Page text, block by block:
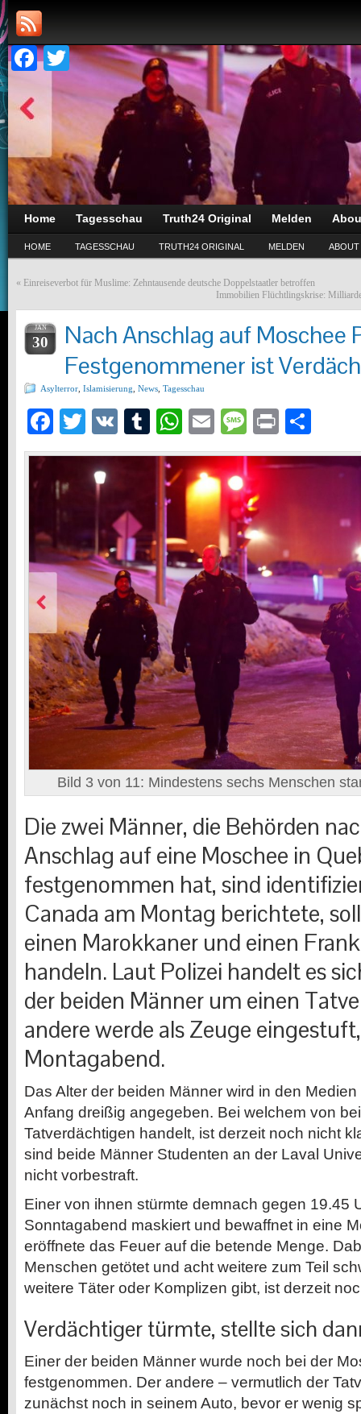
Facebook
Twitter
Home Tagesschau Truth24 Original Melden
HOME TAGESSCHAU TRUTH24 ORIGINAL MELDEN ABOUT
« Einreiseverbot für Muslime: Zehntausende deutsche Doppelstaatler betroffen
Immobilien Flüchtlingskrise:
JAN
30
Nach Anschlag auf Moschee
Festgenommener ist
Asylterror Islamisierung News Tagesschau
Facebook
Twitter
VK Tumblr
WhatsApp
EmailMessage
Print
Bild 3 von 11: Mindestens sechs Menschen
Die zwei Männer, die Behörden
Anschlag auf eine Moschee in
festgenommen hat, sind
Canada am Montag berichtete,
einen Marokkaner und einen
handeln. Laut Polizei handelt es
der beiden Männer um einen
andere werde als Zeuge
Montagabend.
Das Alter der beiden Männer wird in den
Anfang dreißig angegeben. Bei welchem von
Tatverdächtigen handelt, ist derzeit noch nicht
sind beide Männer Studenten an der Laval
nicht vorbestraft.
Einer von ihnen stürmte demnach gegen 19.45
Sonntagabend maskiert und bewaffnet in eine
eröffnete das Feuer auf die betende Menge.
Menschen getötet und acht weitere zum Teil
weitere Täter oder Komplizen gibt, ist derzeit
Verdächtiger türmte, stellte sich
Einer der beiden Männer wurde noch bei der
festgenommen. Der andere – vermutlich der
zunächst noch in seinem Auto, bevor er wenig